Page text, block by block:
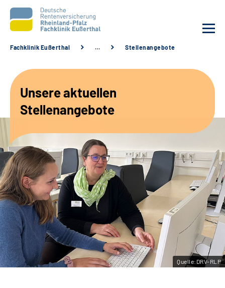
Unsere Angebote
Karriere
Beratungsstellen &
Zuweisende
Suche
Leichte Sprache
Gebärdensprache
Fachklinik Eußerthal … Stellenangebote
Unsere aktuellen
Stellenangebote
Quelle:DRV-RLP